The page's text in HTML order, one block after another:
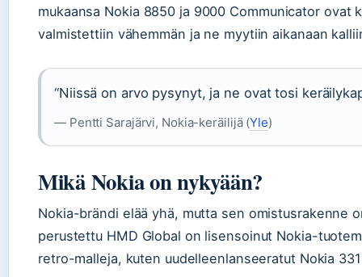
mukaansa Nokia 8850 ja 9000 Communicator ovat
valmistettiin vähemmän ja ne myytiin aikanaan
“Niissä on arvo pysynyt, ja ne ovat tosi
— Pentti Sarajärvi, Nokia-keräilijä (Yle)
Mikä Nokia on nykyään?
Nokia-brändi elää yhä, mutta sen omistusrakenne
perustettu HMD Global on lisensoinut Nokia-
retro-malleja, kuten uudelleenlanseeratut Nokia